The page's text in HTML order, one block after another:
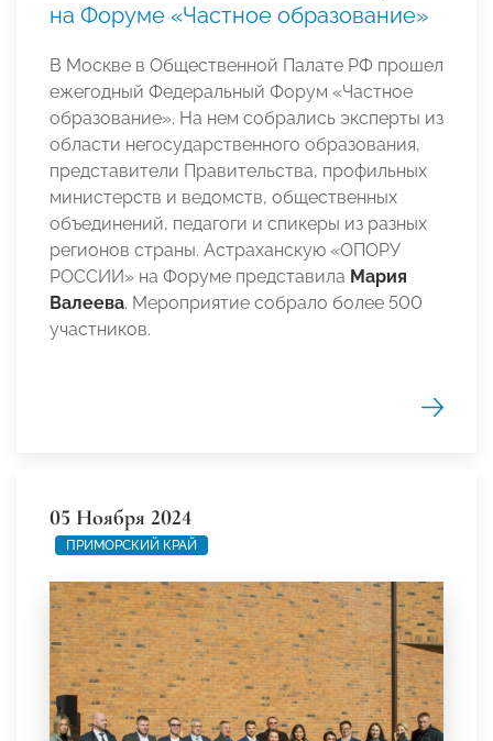
на Форуме «Частное образование»
В Москве в Общественной Палате РФ прошел
ежегодный Федеральный Форум «Частное
образование». На нем собрались эксперты из
области негосударственного образования,
представители Правительства, профильных
министерств и ведомств, общественных
объединений, педагоги и спикеры из разных
регионов страны. Астраханскую «ОПОРУ
РОССИИ» на Форуме представила Мария
Валеева. Мероприятие собрало более 500
участников.
05 Ноября 2024
ПРИМОРСКИЙ КРАЙ